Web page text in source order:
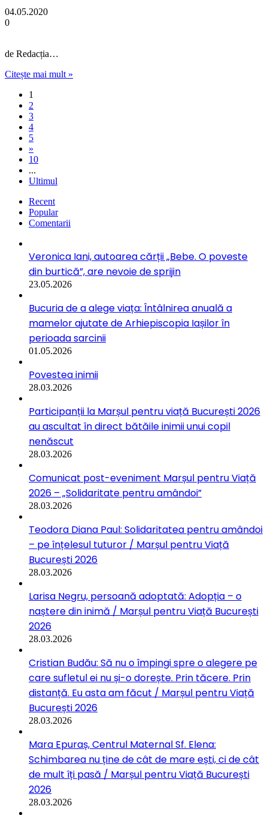
04.05.2020
0
de Redacția…
Citește mai mult »
1
2
3
4
5
»
10
...
Ultimul
Recent
Popular
Comentarii
Veronica Iani, autoarea cărții „Bebe. O poveste
din burtică”, are nevoie de sprijin
23.05.2026
Bucuria de a alege viața: Întâlnirea anuală a
mamelor ajutate de Arhiepiscopia Iașilor în
perioada sarcinii
01.05.2026
Povestea inimii
28.03.2026
Participanții la Marșul pentru viață București 2026
au ascultat în direct bătăile inimii unui copil
nenăscut
28.03.2026
Comunicat post-eveniment Marșul pentru Viață
2026 – „Solidaritate pentru amândoi”
28.03.2026
Teodora Diana Paul: Solidaritatea pentru amândoi
– pe înțelesul tuturor / Marșul pentru Viață
București 2026
28.03.2026
Larisa Negru, persoană adoptată: Adopția – o
naștere din inimă / Marșul pentru Viață București
2026
28.03.2026
Cristian Budău: Să nu o împingi spre o alegere pe
care sufletul ei nu și-o dorește. Prin tăcere. Prin
distanță. Eu asta am făcut / Marșul pentru Viață
București 2026
28.03.2026
Mara Epuraș, Centrul Maternal Sf. Elena:
Schimbarea nu ține de cât de mare ești, ci de cât
de mult îți pasă / Marșul pentru Viață București
2026
28.03.2026